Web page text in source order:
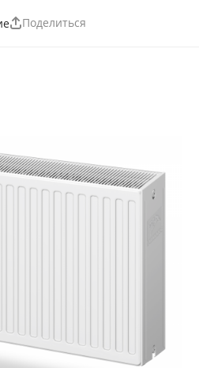
Поделиться